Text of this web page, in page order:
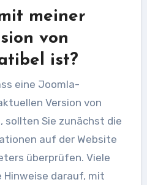
meiner
von
ist?
eine Joomla-
Version von
Sie zunächst die
auf der Website
überprüfen. Viele
Hinweise darauf, mit